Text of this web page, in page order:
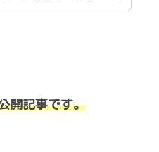
開記事です。